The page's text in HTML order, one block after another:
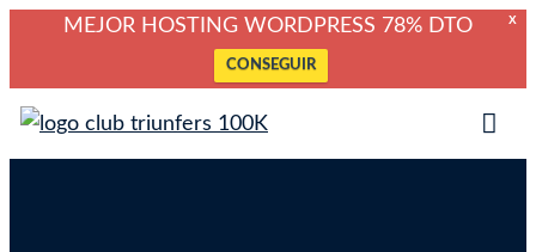
X
MEJOR HOSTING WORDPRESS 78% DTO
CONSEGUIR
Saltar
Club Triunfers
Club de Emprendedores Online